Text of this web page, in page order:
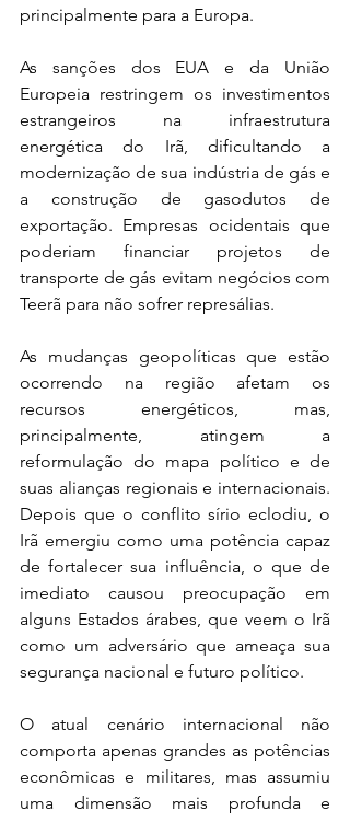
principalmente para a Europa.
As sanções dos EUA e da União
Europeia restringem os investimentos
estrangeiros na infraestrutura
energética do Irã, dificultando a
modernização de sua indústria de gás e
a construção de gasodutos de
exportação. Empresas ocidentais que
poderiam financiar projetos de
transporte de gás evitam negócios com
Teerã para não sofrer represálias.
As mudanças geopolíticas que estão
ocorrendo na região afetam os
recursos energéticos, mas,
principalmente, atingem a
reformulação do mapa político e de
suas alianças regionais e internacionais.
Depois que o conflito sírio eclodiu, o
Irã emergiu como uma potência capaz
de fortalecer sua influência, o que de
imediato causou preocupação em
alguns Estados árabes, que veem o Irã
como um adversário que ameaça sua
segurança nacional e futuro político.
O atual cenário internacional não
comporta apenas grandes as potências
econômicas e militares, mas assumiu
uma dimensão mais profunda e